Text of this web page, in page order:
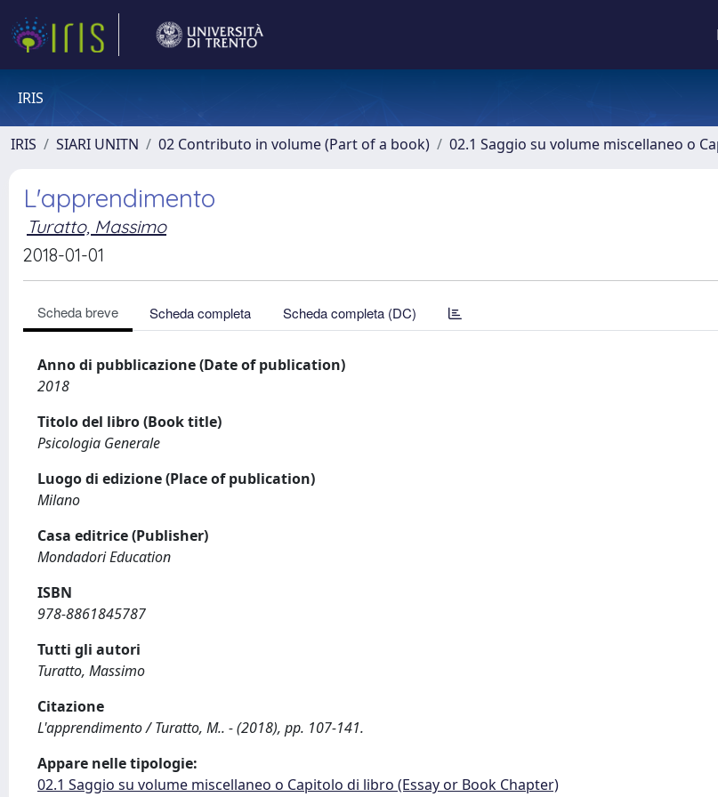
IRIS
IRIS SIARI UNITN 02 Contributo in volume (Part of a book) 02.1 Saggio su volume miscellaneo o
L'apprendimento
Turatto, Massimo
2018-01-01
Scheda breve Scheda completa Scheda completa (DC)
Anno di pubblicazione (Date of publication)
2018
Titolo del libro (Book title)
Psicologia Generale
Luogo di edizione (Place of publication)
Milano
Casa editrice (Publisher)
Mondadori Education
ISBN
978-8861845787
Tutti gli autori
Turatto, Massimo
Citazione
L'apprendimento / Turatto, M.. - (2018), pp. 107-141.
Appare nelle tipologie:
02.1 Saggio su volume miscellaneo o Capitolo di libro (Essay or Book Chapter)